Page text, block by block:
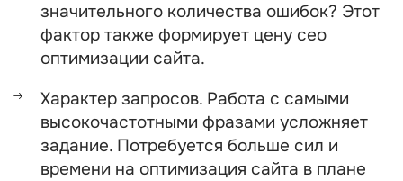
значительного количества ошибок? Этот
фактор также формирует цену сео
оптимизации сайта.
Характер запросов. Работа с самыми
высокочастотными фразами усложняет
задание. Потребуется больше сил и
времени на оптимизация сайта в плане